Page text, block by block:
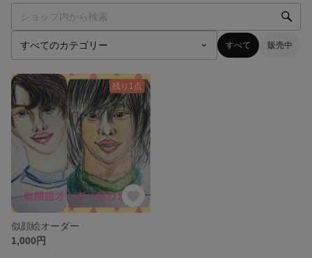
すべて 販売中
残り1点
似顔絵オーダー
1,000円